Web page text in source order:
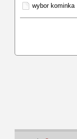
wybor kominka